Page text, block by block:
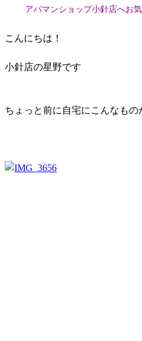
アパマンショップ小針店へお
こんにちは！
小針店の星野です
ちょっと前に自宅にこんなもの